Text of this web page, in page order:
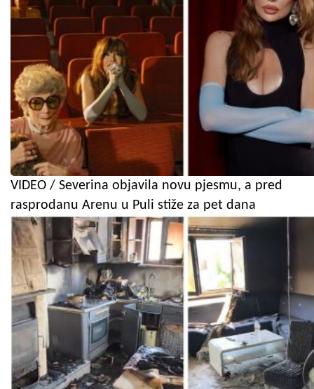
VIDEO / Severina objavila novu pjesmu, a pred
rasprodanu Arenu u Puli stiže za pet dana